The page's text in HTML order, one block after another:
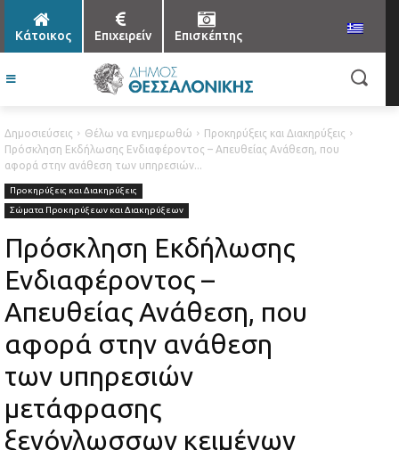
Κάτοικος Επιχειρείν Επισκέπτης
Δημοσιεύσεις Θέλω να ενημερωθώ
Προκηρύξεις και Διακηρύξεις
Πρόσκληση Εκδήλωσης Ενδιαφέροντος – Απευθείας Ανάθεση, που
αφορά στην ανάθεση των υπηρεσιών...
Προκηρύξεις και Διακηρύξεις
Σώματα Προκηρύξεων και Διακηρύξεων
Πρόσκληση Εκδήλωσης
Ενδιαφέροντος –
Απευθείας Ανάθεση, που
αφορά στην ανάθεση
των υπηρεσιών
μετάφρασης
ξενόγλωσσων κειμένων